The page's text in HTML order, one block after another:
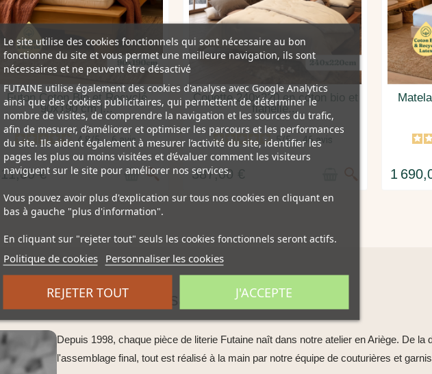
Futon Coton Bio et Recyclé
90x190 cm |...
4.8/5- 6avis
811,00 €
Couette 240x220 en coton bio et
flanelle...
5/5-46avis
387,00 € 1
Plus de 25 ans de savoir-faire artisanal
Depuis 1998, chaque pièce de literie Futaine naît dans notre atelier en Ariège. De la
l'assemblage final, tout est réalisé à la main par notre équipe de couturières et
Le site utilise des cookies fonctionnels qui sont nécessaire au bon
fonctionne du site et vous permet une meilleure navigation, ils sont
nécessaires et ne peuvent être désactivé
FUTAINE utilise également des cookies d'analyse avec Google Analytics
ainsi que des cookies publicitaires, qui permettent de déterminer le
nombre de visites, de comprendre la navigation et les sources du trafic,
afin de mesurer, d’améliorer et optimiser les parcours et les performances
du site. Ils aident également à mesurer l’activité du site, identifier les
pages les plus ou moins visitées et d’évaluer comment les visiteurs
naviguent sur le site pour améliorer nos services.
Vous pouvez avoir plus d'explication sur tous nos cookies en cliquant en
bas à gauche "plus d'information".
En cliquant sur "rejeter tout" seuls les cookies fonctionnels seront actifs.
Politique de cookies Personnaliser les cookies
REJETER TOUT J'ACCEPTE